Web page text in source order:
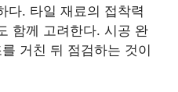
다. 타일 재료의 접착력
함께 고려한다. 시공 완
거친 뒤 점검하는 것이